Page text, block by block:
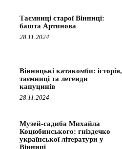
Таємниці старої Вінниці:
башта Артинова
28.11.2024
Вінницькі катакомби: історія,
таємниці та легенди
капуцинів
28.11.2024
Музей-садиба Михайла
Коцюбинського: гніздечко
української літератури у
Вінниці